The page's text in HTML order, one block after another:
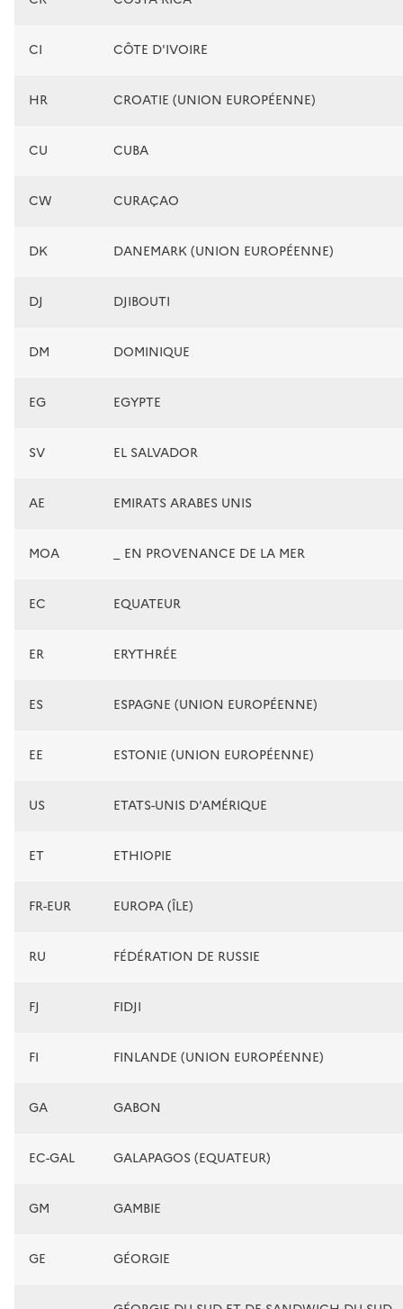
CI CÔTE D'IVOIRE
HR CROATIE (UNION EUROPÉENNE)
CU CUBA
CW CURAÇAO
DK DANEMARK (UNION EUROPÉENNE)
DJ DJIBOUTI
DM DOMINIQUE
EG EGYPTE
SV EL SALVADOR
AE EMIRATS ARABES UNIS
MOA _ EN PROVENANCE DE LA MER
EC EQUATEUR
ER ERYTHRÉE
ES ESPAGNE (UNION EUROPÉENNE)
EE ESTONIE (UNION EUROPÉENNE)
US ETATS-UNIS D'AMÉRIQUE
ET ETHIOPIE
FR-EUR EUROPA (ÎLE)
RU FÉDÉRATION DE RUSSIE
FJ FIDJI
FI FINLANDE (UNION EUROPÉENNE)
GA GABON
EC-GAL GALAPAGOS (EQUATEUR)
GM GAMBIE
GE GÉORGIE